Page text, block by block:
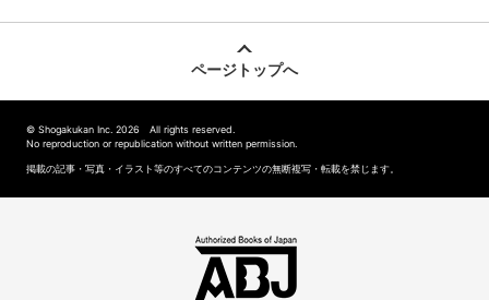
ページトップへ
© Shogakukan Inc. 2026 All rights reserved.
No reproduction or republication without written permission.
掲載の記事・写真・イラスト等のすべてのコンテンツの無断複写・転載を禁じます。